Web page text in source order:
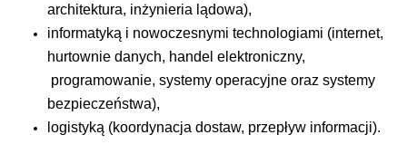
architektura, inżynieria lądowa),
informatyką i nowoczesnymi technologiami (internet,
hurtownie danych, handel elektroniczny,
programowanie, systemy operacyjne oraz systemy
bezpieczeństwa),
logistyką (koordynacja dostaw, przepływ informacji).